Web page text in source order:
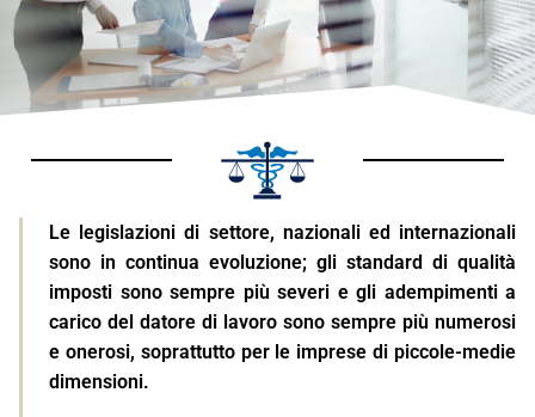
Le legislazioni di settore, nazionali ed internazionali
sono in continua evoluzione; gli standard di qualità
imposti sono sempre più severi e gli adempimenti a
carico del datore di lavoro sono sempre più numerosi
e onerosi, soprattutto per le imprese di piccole-medie
dimensioni.